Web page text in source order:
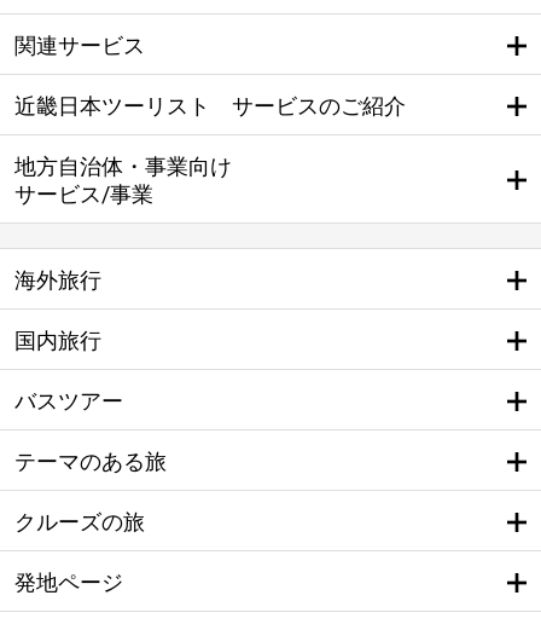
関連サービス
近畿日本ツーリスト サービスのご紹介
地方自治体・事業向け
サービス/事業
海外旅行
国内旅行
バスツアー
テーマのある旅
クルーズの旅
発地ページ